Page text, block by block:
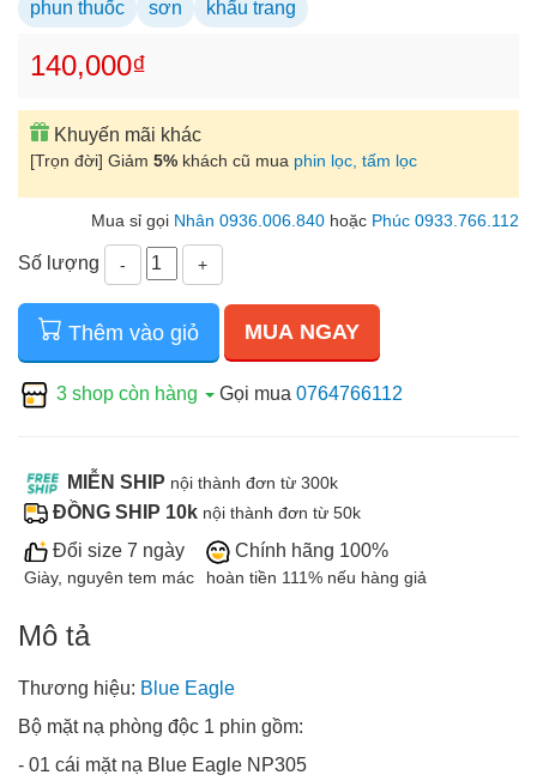
phun thuốc
sơn khẩu trang
140,000₫
Khuyến mãi khác
[Trọn đời] Giảm 5% khách cũ mua phin lọc, tấm lọc
Mua sỉ gọi Nhân 0936.006.840 hoặc Phúc 0933.766.112
Số lượng - +
Thêm vào giỏ MUA NGAY
3 shop còn hàng Gọi mua 0764766112
MIỄN SHIP nội thành đơn từ 300k
ĐỒNG SHIP 10k nội thành đơn từ 50k
Đổi size 7 ngày
Giày, nguyên tem mác
Chính hãng 100%
hoàn tiền 111% nếu hàng giả
Mô tả
Thương hiệu: Blue Eagle
Bộ mặt nạ phòng độc 1 phin gồm:
- 01 cái mặt nạ Blue Eagle NP305